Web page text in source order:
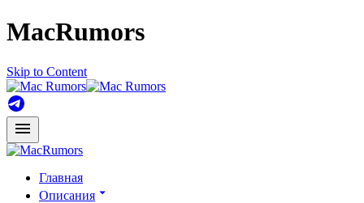
MacRumors
Skip to Content
Главная
Описания